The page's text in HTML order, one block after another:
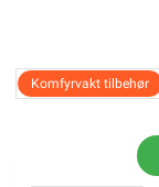
En komfyrvakt er
komfyren ved
av en sensor som
Komfyrvakt tilbehør